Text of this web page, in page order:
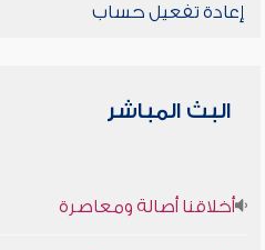
إعادة تفعيل حساب
البث المباشر
أخلاقنا أصالة ومعاصرة